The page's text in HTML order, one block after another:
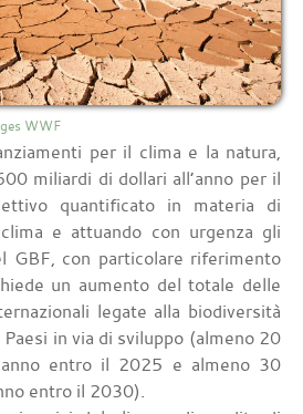
WWF
per il clima e la natura,
miliardi di dollari all’anno per il
quantificato in materia di
e attuando con urgenza gli
GBF, con particolare riferimento
un aumento del totale delle
legate alla biodiversità
in via di sviluppo (almeno 20
entro il 2025 e almeno 30
entro il 2030).